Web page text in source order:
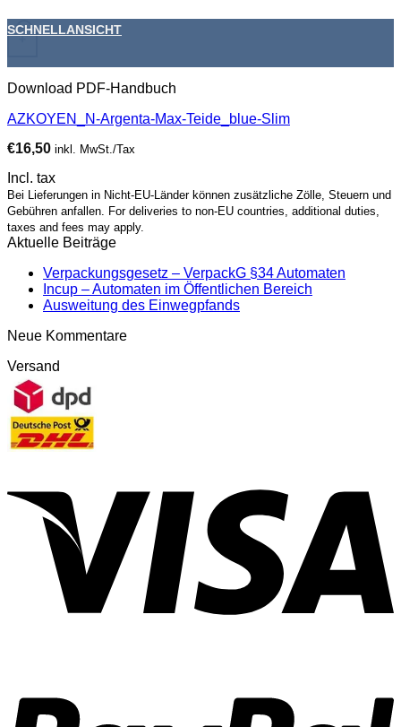
+
SCHNELLANSICHT
Download PDF-Handbuch
AZKOYEN_N-Argenta-Max-Teide_blue-Slim
€16,50 inkl. MwSt./Tax
Incl. tax
Bei Lieferungen in Nicht-EU-Länder können zusätzliche Zölle, Steuern und
Gebühren anfallen. For deliveries to non-EU countries, additional duties,
taxes and fees may apply.
Aktuelle Beiträge
Verpackungsgesetz – VerpackG §34 Automaten
Incup – Automaten im Öffentlichen Bereich
Ausweitung des Einwegpfands
Neue Kommentare
Versand